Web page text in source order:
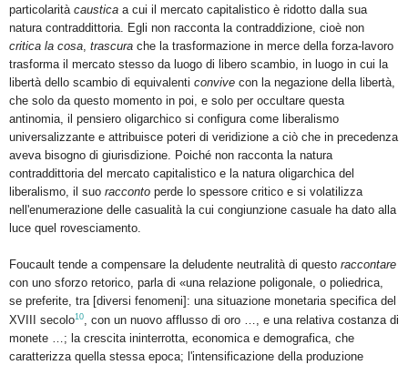
particolarità caustica a cui il mercato capitalistico è ridotto dalla sua
natura contraddittoria. Egli non racconta la contraddizione, cioè non
critica la cosa trascura che la trasformazione in merce della forza-lavoro
trasforma il mercato stesso da luogo di libero scambio, in luogo in cui la
libertà dello scambio di equivalenti convive con la negazione della libertà,
che solo da questo momento in poi, e solo per occultare questa
antinomia, il pensiero oligarchico si configura come liberalismo
universalizzante e attribuisce poteri di veridizione a ciò che in precedenza
aveva bisogno di giurisdizione. Poiché non racconta la natura
contraddittoria del mercato capitalistico e la natura oligarchica del
liberalismo, il suo racconto perde lo spessore critico e si volatilizza
nell'enumerazione delle casualità la cui congiunzione casuale ha dato alla
luce quel rovesciamento.
Foucault tende a compensare la deludente neutralità di questo raccontare
con uno sforzo retorico, parla di «una relazione poligonale, o poliedrica,
se preferite, tra [diversi fenomeni]: una situazione monetaria specifica del
XVIII secolo10, con un nuovo afflusso di oro …, e una relativa costanza di
monete …; la crescita ininterrotta, economica e demografica, che
caratterizza quella stessa epoca; l'intensificazione della produzione